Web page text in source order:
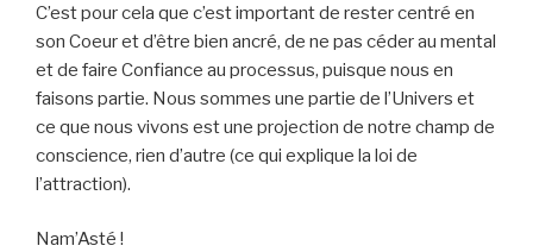
C’est pour cela que c’est important de rester centré en
son Coeur et d’être bien ancré, de ne pas céder au mental
et de faire Confiance au processus, puisque nous en
faisons partie. Nous sommes une partie de l’Univers et
ce que nous vivons est une projection de notre champ de
conscience, rien d’autre (ce qui explique la loi de
l’attraction).
Nam’Asté !